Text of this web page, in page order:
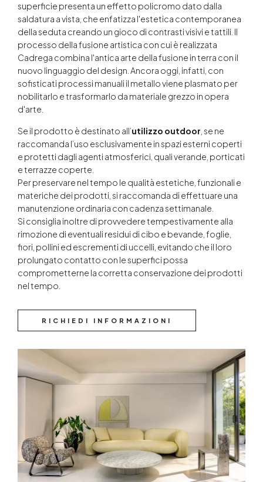
superficie presenta un effetto policromo dato dalla
saldatura a vista, che enfatizza l'estetica contemporanea
della seduta creando un gioco di contrasti visivi e tattili. Il
processo della fusione artistica con cui è realizzata
Cadrega combina l'antica arte della fusione in terra con il
nuovo linguaggio del design. Ancora oggi, infatti, con
sofisticati processi manuali il metallo viene plasmato per
nobilitarlo e trasformarlo da materiale grezzo in opera
d'arte.
Se il prodotto è destinato all’utilizzo outdoor , se ne
raccomanda l’uso esclusivamente in spazi esterni coperti
e protetti dagli agenti atmosferici, quali verande, porticati
e terrazze coperte.
Per preservare nel tempo le qualità estetiche, funzionali e
materiche dei prodotti, si raccomanda di effettuare una
manutenzione ordinaria con cadenza settimanale.
Si consiglia inoltre di provvedere tempestivamente alla
rimozione di eventuali residui di cibo e bevande, foglie,
fiori, pollini ed escrementi di uccelli, evitando che il loro
prolungato contatto con le superfici possa
comprometterne la corretta conservazione dei prodotti
nel tempo.
RICHIEDI INFORMAZIONI